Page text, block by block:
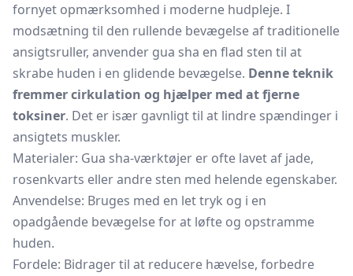
fornyet opmærksomhed i moderne hudpleje. I
modsætning til den rullende bevægelse af traditionelle
ansigtsruller, anvender gua sha en flad sten til at
skrabe huden i en glidende bevægelse. Denne teknik
fremmer cirkulation og hjælper med at fjerne
toksiner. Det er især gavnligt til at lindre spændinger i
ansigtets muskler.
Materialer: Gua sha-værktøjer er ofte lavet af jade,
rosenkvarts eller andre sten med helende egenskaber.
Anvendelse: Bruges med en let tryk og i en
opadgående bevægelse for at løfte og opstramme
huden.
Fordele: Bidrager til at reducere hævelse, forbedre